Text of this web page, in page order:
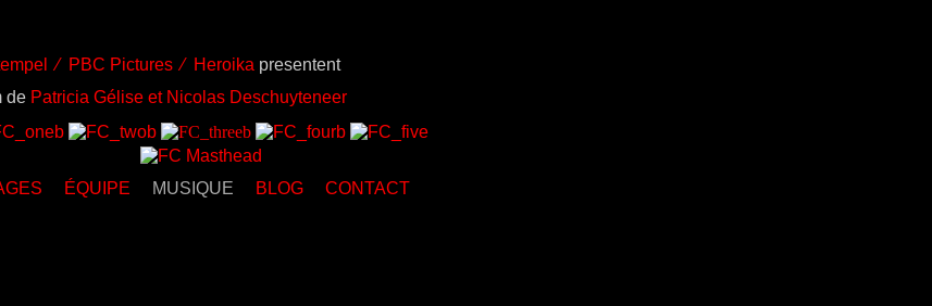
⁄ PBC Pictures ⁄ Heroika presentent
de Patricia Gélise et Nicolas Deschuyteneer
ÉQUIPE MUSIQUE BLOG CONTACT